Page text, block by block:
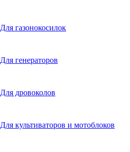
Для газонокосилок
Для генераторов
Для дровоколов
Для культиваторов и мотоблоков